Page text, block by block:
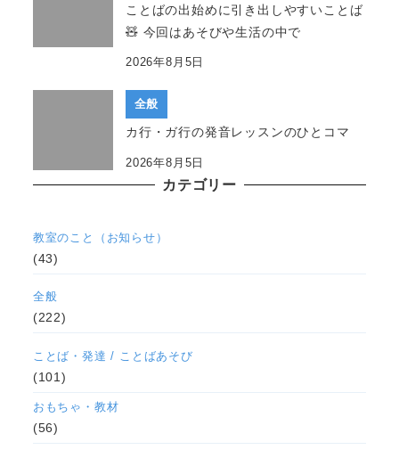
カテゴリー
おもちゃ・教材
(56)
ことば・発達 / ことばあそび
(101)
全般
(222)
教室のこと（お知らせ）
(43)
ことばの出始めに引き出しやすいことば
🧸 今回はあそびや生活の中で
2026年8月5日
全般
カ行・ガ行の発音レッスンのひとコマ
2026年8月5日